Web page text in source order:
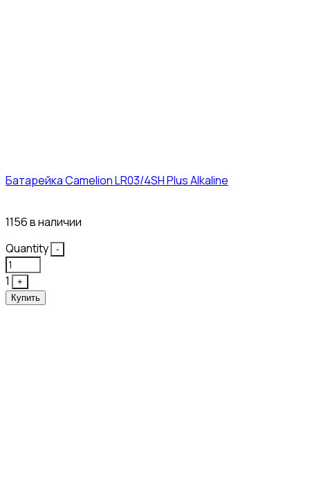
Батарейка Camelion LR03/4SH Plus Alkaline
1156 в наличии
Quantity
-
1
+
Купить